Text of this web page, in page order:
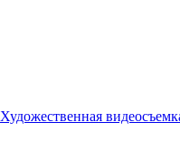
Художественная